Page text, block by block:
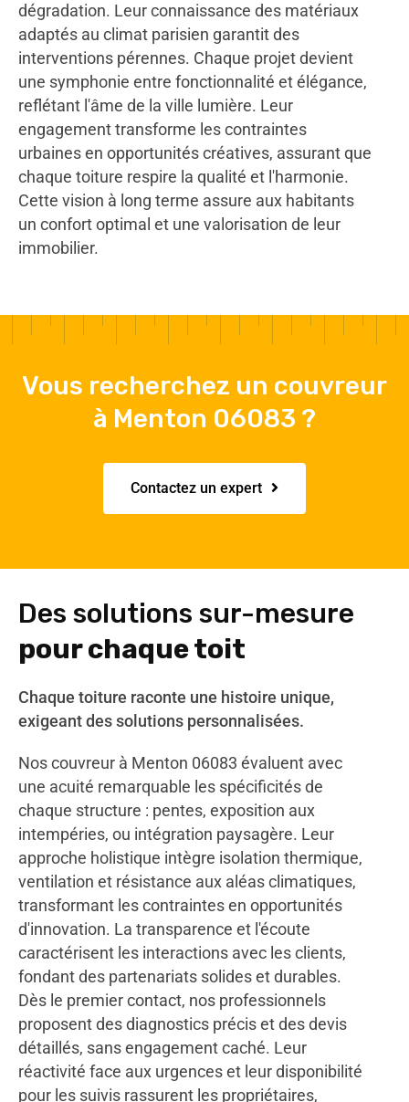
dégradation. Leur connaissance des matériaux
adaptés au climat parisien garantit des
interventions pérennes. Chaque projet devient
une symphonie entre fonctionnalité et élégance,
reflétant l'âme de la ville lumière. Leur
engagement transforme les contraintes
urbaines en opportunités créatives, assurant que
chaque toiture respire la qualité et l'harmonie.
Cette vision à long terme assure aux habitants
un confort optimal et une valorisation de leur
immobilier.
Vous recherchez un couvreur
à Menton 06083 ?
Contactez un expert
Des solutions sur-mesure
pour chaque toit
Chaque toiture raconte une histoire unique,
exigeant des solutions personnalisées.
Nos couvreur à Menton 06083 évaluent avec
une acuité remarquable les spécificités de
chaque structure : pentes, exposition aux
intempéries, ou intégration paysagère. Leur
approche holistique intègre isolation thermique,
ventilation et résistance aux aléas climatiques,
transformant les contraintes en opportunités
d'innovation. La transparence et l'écoute
caractérisent les interactions avec les clients,
fondant des partenariats solides et durables.
Dès le premier contact, nos professionnels
proposent des diagnostics précis et des devis
détaillés, sans engagement caché. Leur
réactivité face aux urgences et leur disponibilité
pour les suivis rassurent les propriétaires,